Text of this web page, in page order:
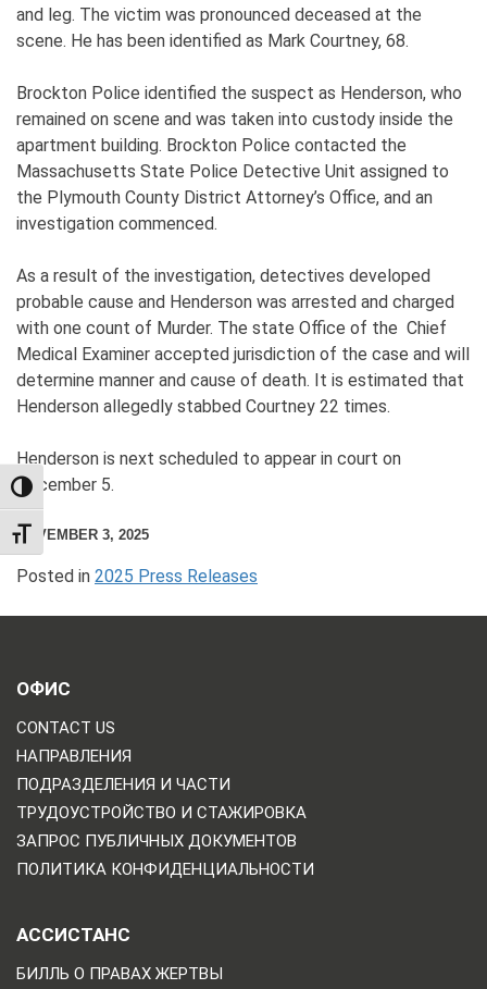
TOGGLE HIGH CONTRAST
TOGGLE FONT SIZE
and leg. The victim was pronounced deceased at the
scene. He has been identified as Mark Courtney, 68.
Brockton Police identified the suspect as Henderson, who
remained on scene and was taken into custody inside the
apartment building. Brockton Police contacted the
Massachusetts State Police Detective Unit assigned to
the Plymouth County District Attorney’s Office, and an
investigation commenced.
As a result of the investigation, detectives developed
probable cause and Henderson was arrested and charged
with one count of Murder. The state Office of the Chief
Medical Examiner accepted jurisdiction of the case and will
determine manner and cause of death. It is estimated that
Henderson allegedly stabbed Courtney 22 times.
Henderson is next scheduled to appear in court on
December 5.
NOVEMBER 3, 2025
Posted in 2025 Press Releases
ОФИС
CONTACT US
НАПРАВЛЕНИЯ
ПОДРАЗДЕЛЕНИЯ И ЧАСТИ
ТРУДОУСТРОЙСТВО И СТАЖИРОВКА
ЗАПРОС ПУБЛИЧНЫХ ДОКУМЕНТОВ
ПОЛИТИКА КОНФИДЕНЦИАЛЬНОСТИ
АССИСТАНС
БИЛЛЬ О ПРАВАХ ЖЕРТВЫ